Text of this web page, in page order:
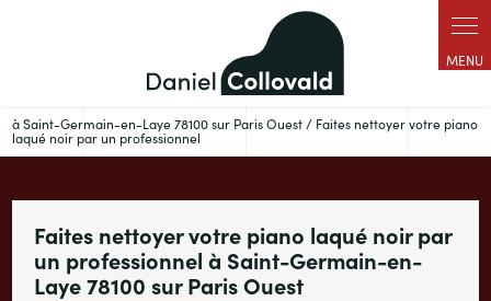
à Saint-Germain-en-Laye 78100 sur Paris Ouest / Faites nettoyer votre piano
laqué noir par un professionnel
Faites nettoyer votre piano laqué noir par
un professionnel à Saint-Germain-en-
Laye 78100 sur Paris Ouest